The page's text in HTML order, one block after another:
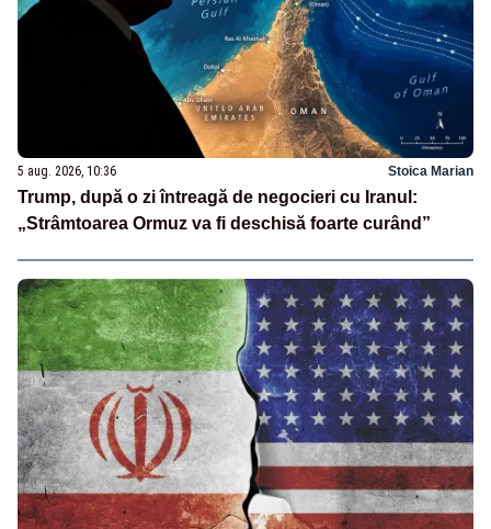
5 aug. 2026, 10:36 Stoica Marian
Trump, după o zi întreagă de negocieri cu Iranul:
„Strâmtoarea Ormuz va fi deschisă foarte curând”